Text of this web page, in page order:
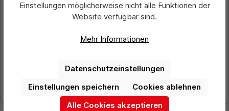
1,08 €*
Details
Einstellungen möglicherweise nicht alle Funktionen der
Website verfügbar sind.
Mehr Informationen
Datenschutzeinstellungen
Cookies ablehnen
Einstellungen speichern
Alle Cookies akzeptieren